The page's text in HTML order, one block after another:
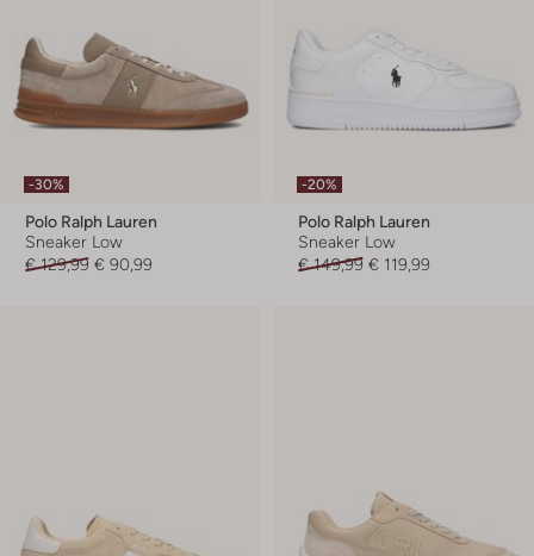
-30%
Polo Ralph Lauren
Sneaker Low
€ 129,99 € 90,99
-20%
Polo Ralph Lauren
Sneaker Low
€ 149,99 € 119,99